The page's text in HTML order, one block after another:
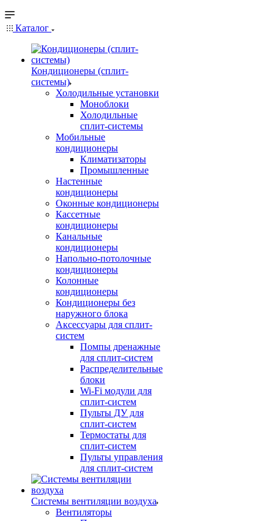
Каталог
Кондиционеры (сплит-
системы)
Холодильные установки
Моноблоки
Холодильные
сплит-системы
Мобильные
кондиционеры
Климатизаторы
Промышленные
Настенные
кондиционеры
Оконные кондиционеры
Кассетные
кондиционеры
Канальные
кондиционеры
Напольно-потолочные
кондиционеры
Колонные
кондиционеры
Кондиционеры без
наружного блока
Аксессуары для сплит-
систем
Помпы дренажные
для сплит-систем
Распределительные
блоки
Wi-Fi модули для
сплит-систем
Пульты ДУ для
сплит-систем
Термостаты для
сплит-систем
Пульты управления
для сплит-систем
Системы вентиляции воздуха
Вентиляторы